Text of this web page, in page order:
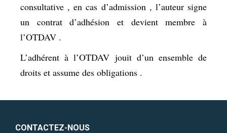
consultative , en cas d’admission , l’auteur signe
un contrat d’adhésion et devient membre à
l’OTDAV .
L’adhérent à l’OTDAV jouit d’un ensemble de
droits et assume des obligations .
CONTACTEZ-NOUS